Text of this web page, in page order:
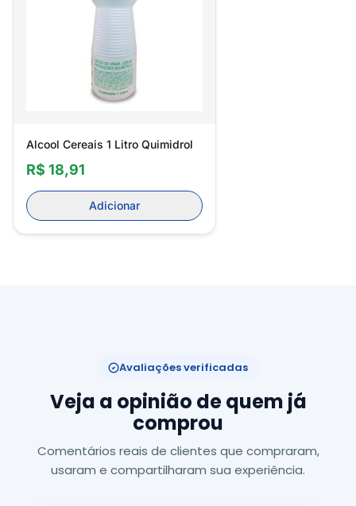
Alcool Cereais 1 Litro Quimidrol
R$ 18,91
Adicionar
Avaliações verificadas
Veja a opinião de quem já
comprou
Comentários reais de clientes que compraram,
usaram e compartilharam sua experiência.